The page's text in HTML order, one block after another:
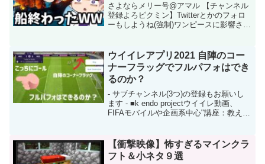
さよならメリー号@アマル 【チャンネル
登録よろピクミン】Twitterとかのフォロ
ーもしようね(強制)ワンピースに影響され
ウイイレアプリ2021 自陣のコー
ナーフラッグでフルパフォはでき
るのか？
- サブチャンネル(3つ)の登録もお願いし
ます - ■k endo projectウイイレ動画、
FIFAモバイルや企画系中心"講座：教えて
いる...
【衝撃映像】怖すぎるマインクラ
フト＆小ネタ９選